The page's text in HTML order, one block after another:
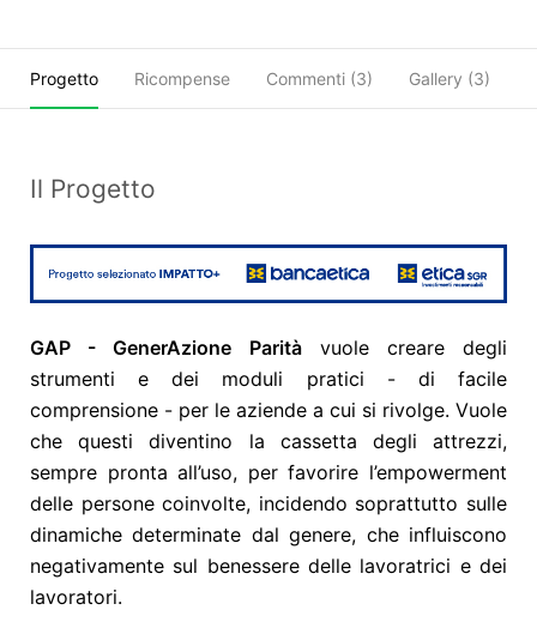
Progetto Ricompense Commenti (3) Gallery (3)
Il Progetto
GAP - GenerAzione Paritàvuole creare degli
strumenti e dei moduli pratici - di facile
comprensione - per le aziende a cui si rivolge. Vuole
che questi diventino la cassetta degli attrezzi,
sempre pronta all’uso, per favorire l’empowerment
delle persone coinvolte, incidendo soprattutto sulle
dinamiche determinate dal genere, che influiscono
negativamente sul benessere delle lavoratrici e dei
lavoratori.